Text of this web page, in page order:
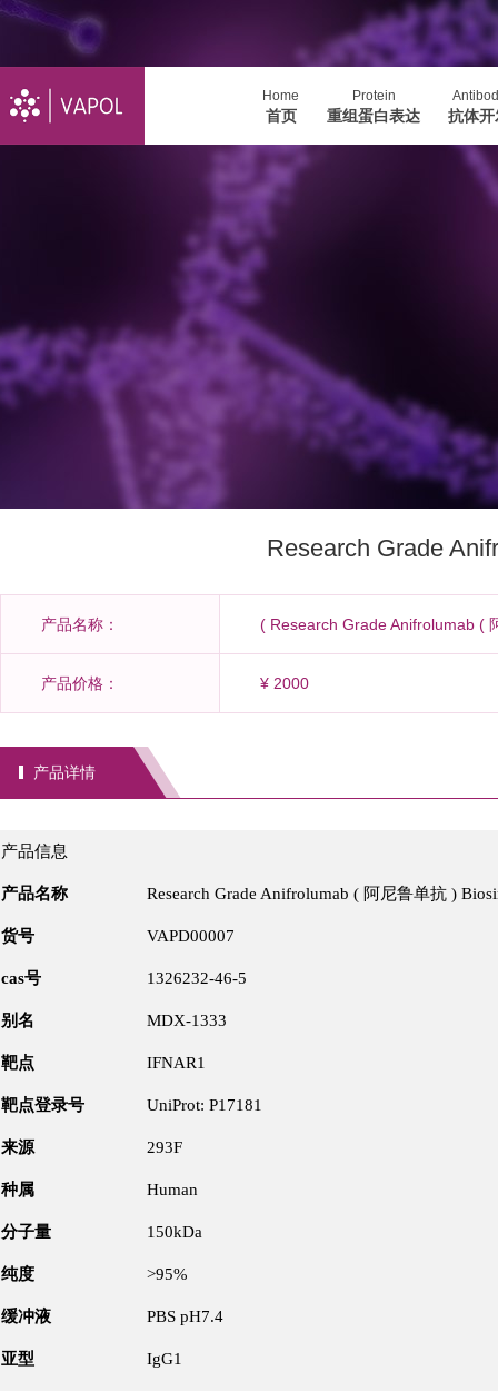
Home
首页
Protein
重组蛋白表达 抗体开
Research Grade
产品名称： ( Research Grade Anifrolumab (
产品价格： ¥ 2000
产品详情
产品信息
产品名称 Research Grade Anifrolumab ( 阿尼鲁单抗 )
货号 VAPD00007
cas号 1326232-46-5
别名 MDX-1333
靶点 IFNAR1
靶点登录号 UniProt: P17181
来源 293F
种属 Human
分子量 150kDa
纯度 >95%
缓冲液 PBS pH7.4
亚型 IgG1